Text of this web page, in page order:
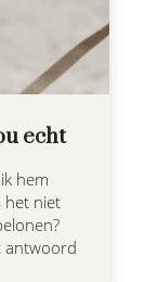
echt
hem
het niet
antwoord